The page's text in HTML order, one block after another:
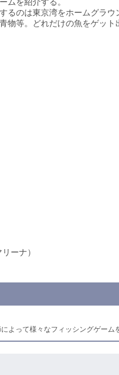
るのは東京湾をホームグラ
物等。どれだけの魚をゲット
ーナ）
よって様々なフィッシングゲー